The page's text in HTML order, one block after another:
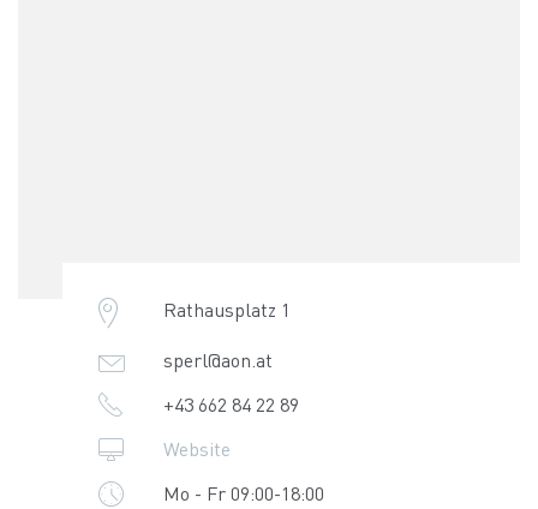
Rathausplatz 1
sperl@aon.at
+43 662 84 22 89
Website
Mo - Fr 09:00-18:00